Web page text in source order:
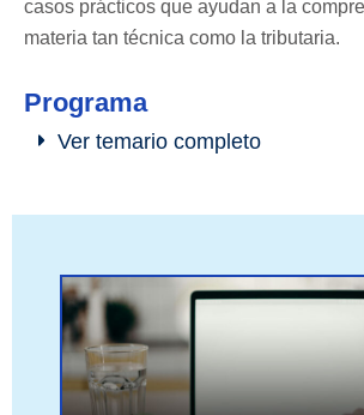
casos prácticos que ayudan a la
materia tan técnica como la tributaria.
Programa
Ver temario completo